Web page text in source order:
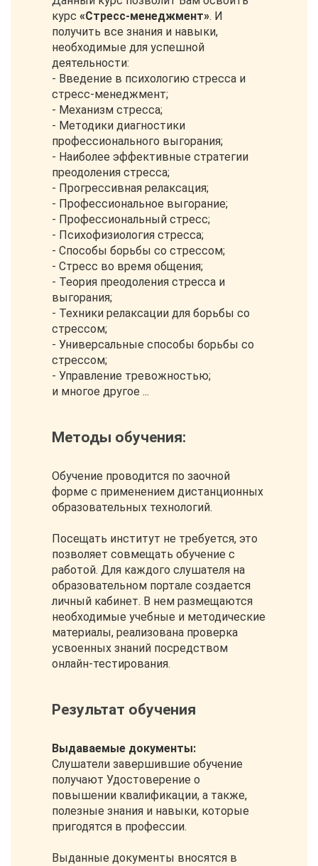
курс «Стресс-менеджмент». И
получить все знания и навыки,
необходимые для успешной
деятельности:
- Введение в психологию стресса и
стресс-менеджмент;
- Механизм стресса;
- Методики диагностики
профессионального выгорания;
- Наиболее эффективные стратегии
преодоления стресса;
- Прогрессивная релаксация;
- Профессиональное выгорание;
- Профессиональный стресс;
- Психофизиология стресса;
- Способы борьбы со стрессом;
- Стресс во время общения;
- Теория преодоления стресса и
выгорания;
- Техники релаксации для борьбы со
стрессом;
- Универсальные способы борьбы со
стрессом;
- Управление тревожностью;
и многое другое ...
Методы обучения:
Обучение проводится по заочной
форме с применением дистанционных
образовательных технологий.
Посещать институт не требуется, это
позволяет совмещать обучение с
работой. Для каждого слушателя на
образовательном портале создается
личный кабинет. В нем размещаются
необходимые учебные и методические
материалы, реализована проверка
усвоенных знаний посредством
онлайн-тестирования.
Результат обучения
Выдаваемые документы:
Слушатели завершившие обучение
получают Удостоверение о
повышении квалификации, а также,
полезные знания и навыки, которые
пригодятся в профессии.
Выданные документы вносятся в